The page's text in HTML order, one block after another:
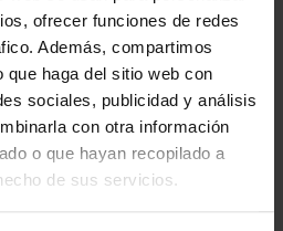
ofrecer funciones de redes
Además, compartimos
haga del sitio web con
sociales, publicidad y análisis
con otra información
o que hayan recopilado a
de sus servicios.
CAPITALES DE
PROVINCIA 2
949,00 €
Sólo para usuarios
registrados